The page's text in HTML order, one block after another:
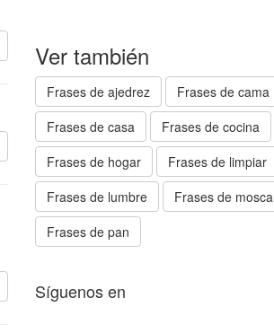
Ver también
Frases de ajedrez
Frases de cama
Frases de casa
Frases de cocina
Frases de hogar
Frases de limpiar
Frases de lumbre
Frases de mosca
Frases de pan
Síguenos en